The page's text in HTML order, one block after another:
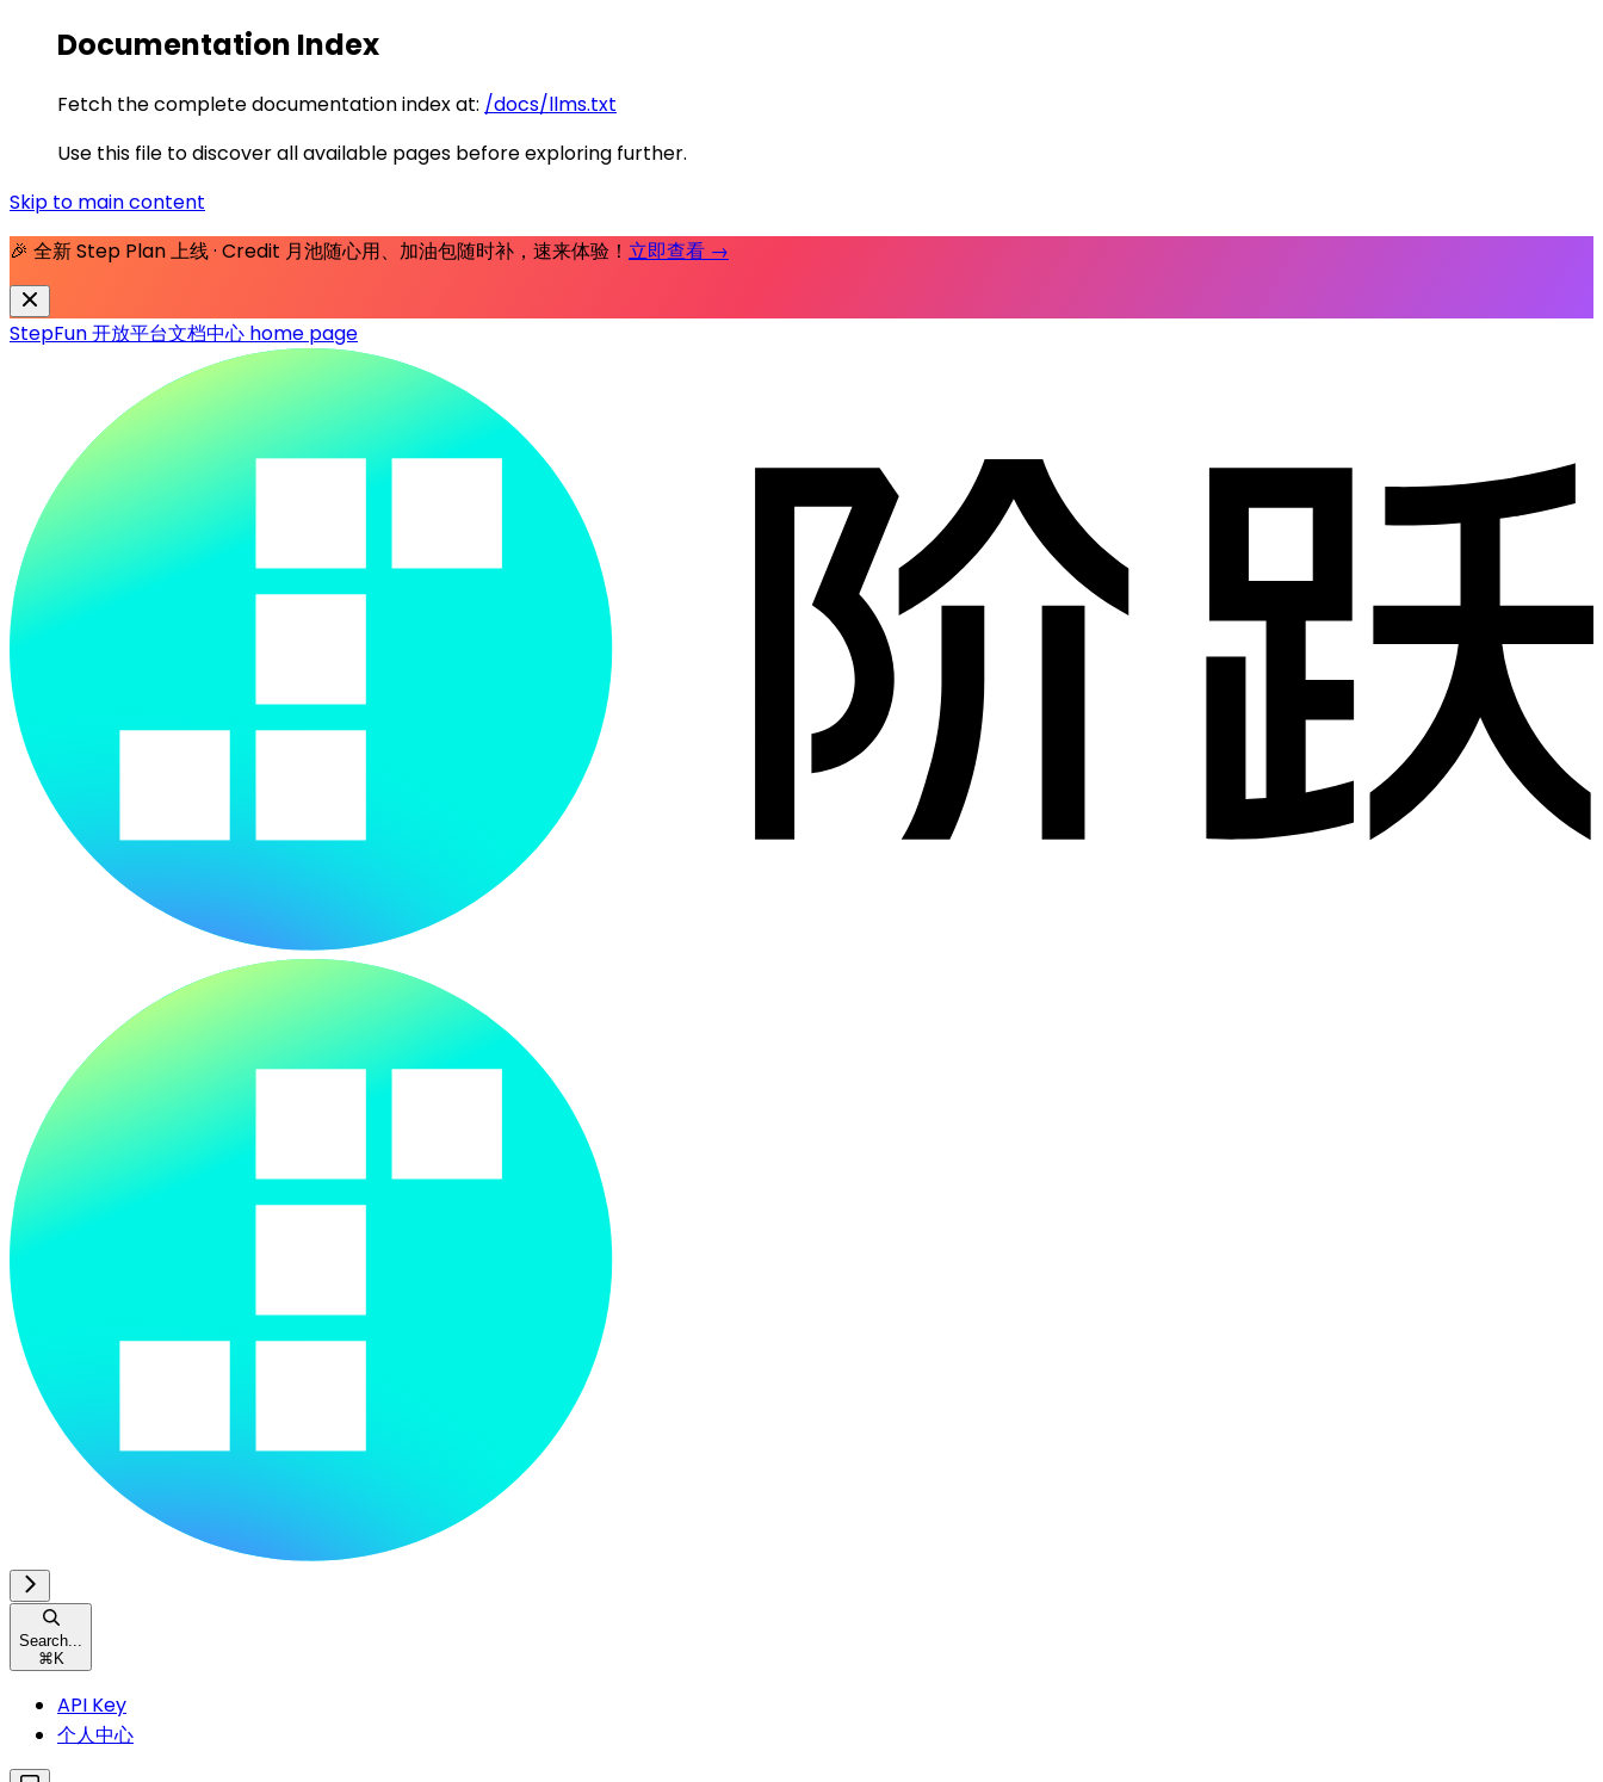
Documentation Index
Fetch the complete documentation index at: /docs/llms.txt
Use this file to discover all available pages before exploring further.
Skip to main content
🎉 全新 Step Plan 上线 · Credit 月池随心用、加油包随时补，速来体验！ 立即查看 →
StepFun 开放平台文档中心 home page
Search...
⌘ K
API Key
个人中心